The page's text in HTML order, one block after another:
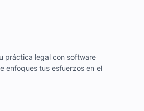
práctica legal con software
enfoques tus esfuerzos en el